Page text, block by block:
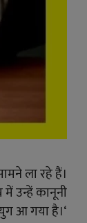
ला रहे हैं।
उन्हें कानूनी
आ गया है।‘